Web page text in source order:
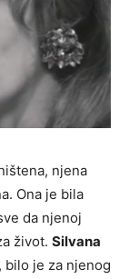
njena
Ona je bila
da njenoj
život. Silvana
bilo je za njenog